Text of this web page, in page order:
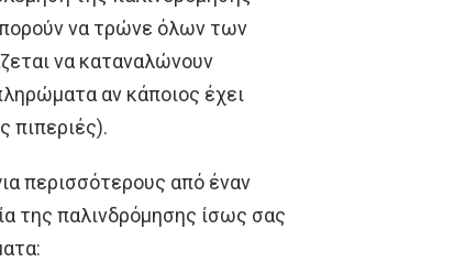
να τρώνε όλων των
να καταναλώνουν
αν κάποιος έχει
πιπεριές).
περισσότερους από έναν
της παλινδρόμησης ίσως σας